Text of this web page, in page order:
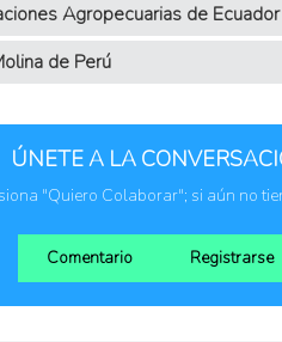
Agropecuarias de Ecuador
de Perú
ÚNETE A LA
"Quiero Colaborar"; si aún no
Comentario Registrarse